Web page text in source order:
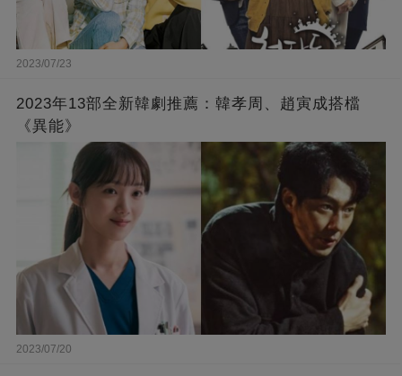
2023/07/23
2023年13部全新韓劇推薦：韓孝周、趙寅成搭檔
《異能》
2023/07/20